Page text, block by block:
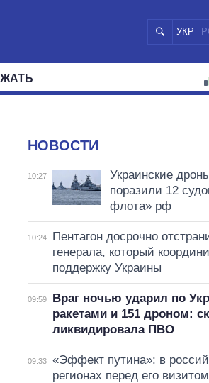
УКР
НОВОСТИ
10:27
Украинские
поразили 12
флота» рф
10:24
Пентагон досрочно
генерала, который
поддержку Украины
09:59
Враг ночью ударил по
ракетами и 151 дроном:
ликвидировала ПВО
09:33
«Эффект путина»: в
регионах перед его